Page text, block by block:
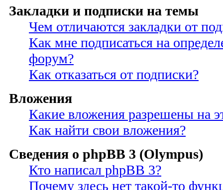
Закладки и подписки на темы
Чем отличаются закладки от
Как мне подписаться на
форум?
Как отказаться от подписки?
Вложения
Какие вложения разрешены на
Как найти свои вложения?
Сведения о phpBB 3 (Olympus)
Кто написал phpBB 3?
Почему здесь нет такой-то